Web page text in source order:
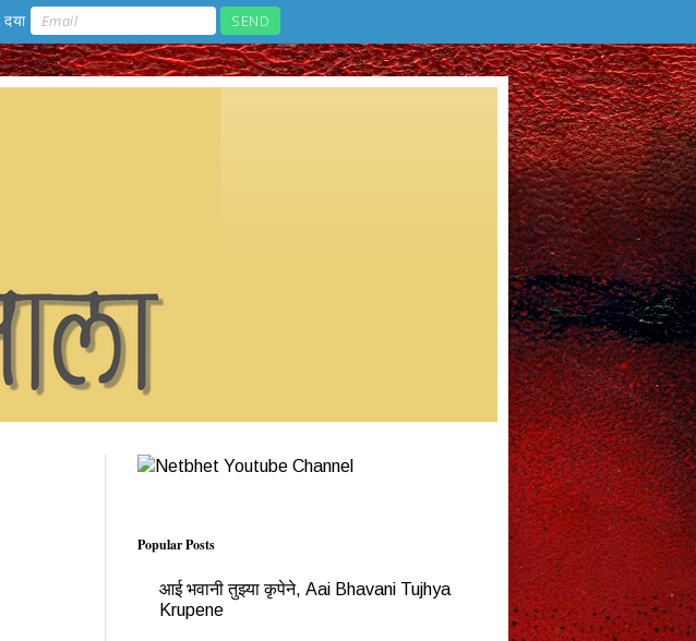
Popular Posts
आई भवानी तुझ्या कृपेने, Aai Bhavani Tujhya
Krupene